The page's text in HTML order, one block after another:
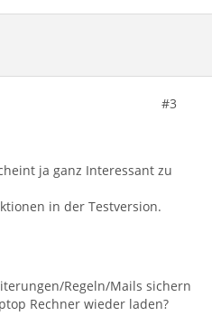
#3
ja ganz Interessant zu
in der Testversion.
Regeln/Mails sichern
Rechner wieder laden?